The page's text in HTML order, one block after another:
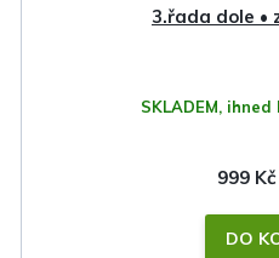
3.řada dole •
SKLADEM,
999 Kč
DO